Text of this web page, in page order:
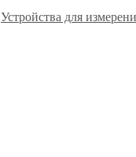
Устройства для